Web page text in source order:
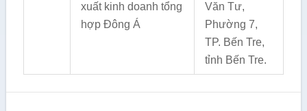
xuất kinh doanh tổng
hợp Đông Á
Văn Tư,
Phường 7,
TP. Bến Tre,
tỉnh Bến Tre.